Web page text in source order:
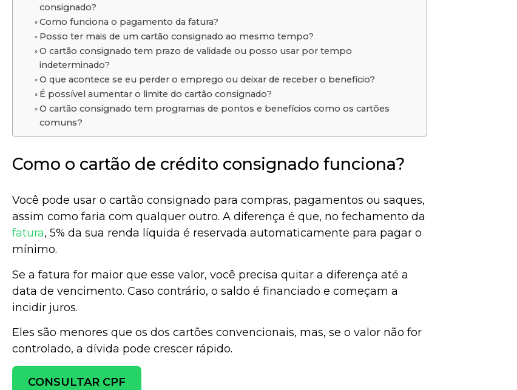
consignado?
Como funciona o pagamento da fatura?
Posso ter mais de um cartão consignado ao mesmo tempo?
O cartão consignado tem prazo de validade ou posso usar por tempo
indeterminado?
O que acontece se eu perder o emprego ou deixar de receber o benefício?
É possível aumentar o limite do cartão consignado?
O cartão consignado tem programas de pontos e benefícios como os cartões
comuns?
Como o cartão de crédito consignado funciona?
Você pode usar o cartão consignado para compras, pagamentos ou saques,
assim como faria com qualquer outro. A diferença é que, no fechamento da
fatura, 5% da sua renda líquida é reservada automaticamente para pagar o
mínimo.
Se a fatura for maior que esse valor, você precisa quitar a diferença até a
data de vencimento. Caso contrário, o saldo é financiado e começam a
incidir juros.
Eles são menores que os dos cartões convencionais, mas, se o valor não for
controlado, a dívida pode crescer rápido.
CONSULTAR CPF